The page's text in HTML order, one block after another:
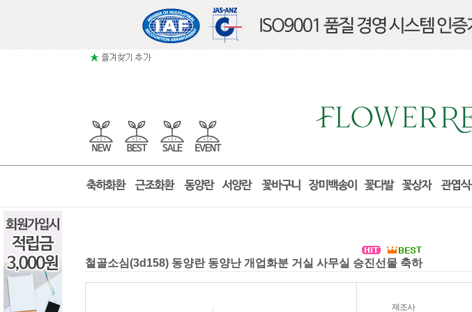
철골소심(3d158) 동양란 동양난 개업화분 거실 사무실 승진선물 축하
제조사